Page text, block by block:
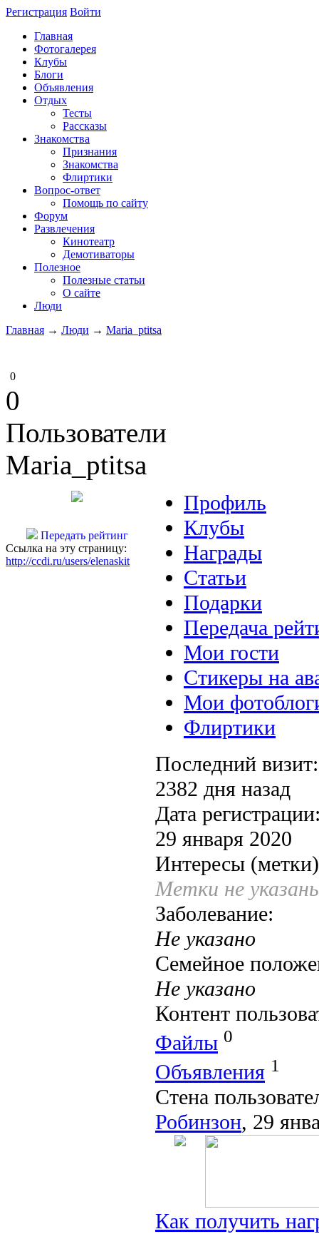
Регистрация Войти
Главная
Фотогалерея
Клубы
Блоги
Объявления
Отдых
Тесты
Рассказы
Знакомства
Признания
Знакомства
Флиртики
Вопрос-ответ
Помощь по сайту
Форум
Развлечения
Кинотеатр
Демотиваторы
Полезное
Полезные статьи
О сайте
Люди
Главная → Люди → Maria_ptitsa
0
0
Пользователи
Maria_ptitsa
Передать рейтинг
Ссылка на эту страницу:
http://ccdi.ru/users/elenaskit
Профиль
Клубы
Награды
Статьи
Подарки
Передача
Мои гости
Стикеры на
Мои
Флиртики
Последний визит:
2382 дня назад
Дата
29 января 2020
Интересы
Метки не
Заболевание:
Не указано
Семейное
Не указано
Контент
Файлы 0
Объявления 1
Стена
Робинзон, 29
Как получить